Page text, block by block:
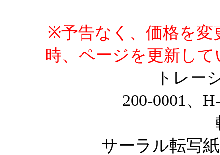
※予告なく、価格を変
時、ページを更新し
トレー
200-0001、
サーラル転写紙